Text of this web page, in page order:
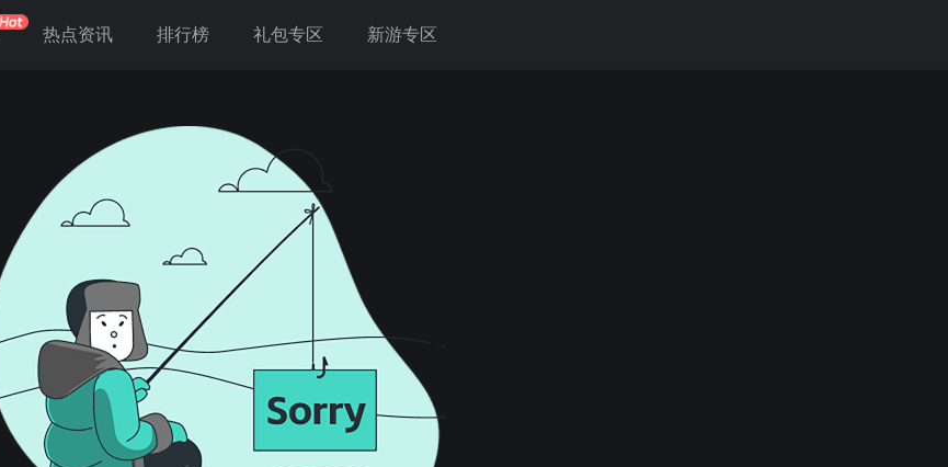
热点资讯 排行榜 礼包专区 新游专区